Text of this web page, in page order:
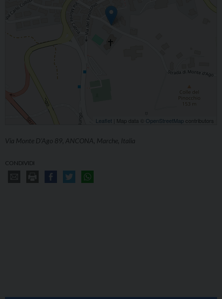
Leaflet | Map data © OpenStreetMap contributors
Via Monte D'Ago 89, ANCONA, Marche, Italia
CONDIVIDI